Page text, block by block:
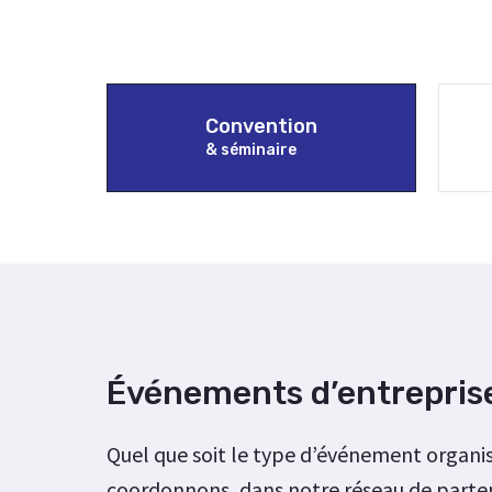
Convention
& séminaire
Événements
Quel que soit le type d’événement